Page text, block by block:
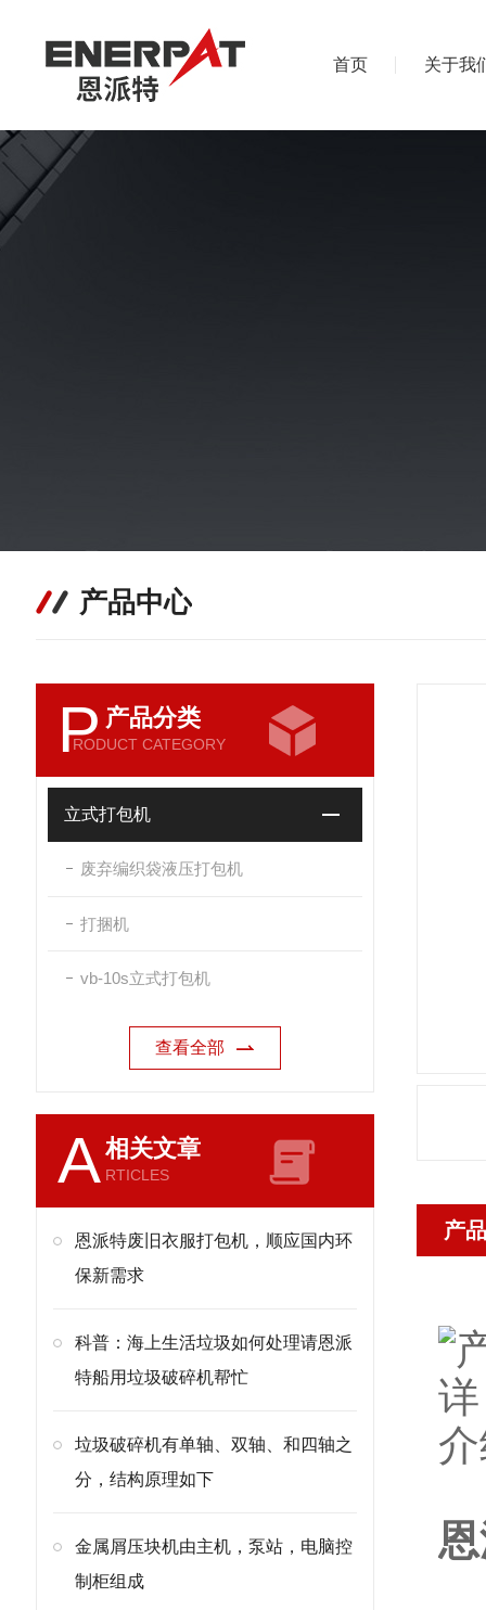
首页 关于我
产品中心
P 产品分类
RODUCT CATEGORY
立式打包机
废弃编织袋液压打包机
打捆机
vb-10s立式打包机
查看全部
A相关文章
RTICLES
恩派特废旧衣服打包机，顺应国内环
保新需求
科普：海上生活垃圾如何处理请恩派
特船用垃圾破碎机帮忙
垃圾破碎机有单轴、双轴、和四轴之
分，结构原理如下
金属屑压块机由主机，泵站，电脑控
制柜组成
产